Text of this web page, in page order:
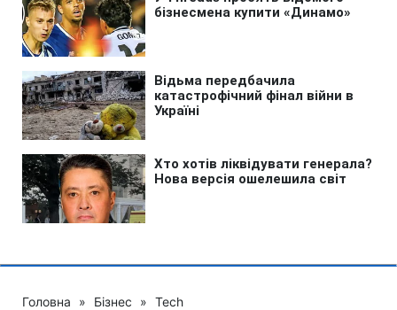
Головна » Бізнес » Tech